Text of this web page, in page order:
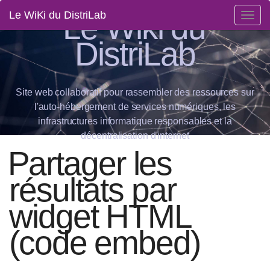
Le WiKi du DistriLabLe Wiki du
DistriLab
Site web collaboratif pour rassembler des ressources sur
l'auto-hébergement de services numériques, les
infrastructures informatique responsables et la
décentralisation d'internet
Partager les
résultats par
widget HTML
(code embed)